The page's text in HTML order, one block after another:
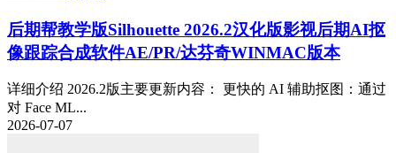
后期帮教学版Silhouette 2026.2汉化版影视后期AI抠
像跟踪合成软件AE/PR/达芬奇WINMAC版本
详细介绍 2026.2版主要更新内容： 更快的 AI 辅助抠图：通过
对 Face ML...
2026-07-07